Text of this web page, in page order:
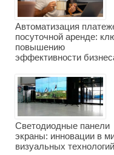
Автоматизация
посуточной аренде:
повышению
эффективности
Светодиодные панели
экраны: инновации в
визуальных технологий